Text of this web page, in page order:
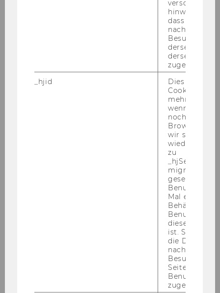
teaching, unless otherwise negotiated with the
Applicants should have:
- A doctoral degree or PhD in Economics,
Finance, Environmental/Ecological Economics,
Physics, Statistics, or related subjects (or be
- Strong analytical, modelling and coding skills.
Experience with network analysis, big data
analysis and applied complex systems analysis
Experience with statistical and modelling
- A strong research focus, the interest and
capability of publishing in top-tier journals in
economics, social sciences, environmental
connecting macroeconomic dynamics, finance,
environmental sustainability and climate
verschiedene
hinweg.Stellt
dass Daten
Besuchen auf
derselben
derselben
zugeordnet
_hjid
Dies ist ein
Cookie, das
mehr setzen,
wenn ein
noch in
Browser hat,
wir seinen
zu
migrieren.
gesetzt,
Benutzer
Mal eine
Behält die
Benutzer-ID
diese Seite
ist. Stellt
die Daten von
Besuchen
Seite
Benutzer-ID
zugeordnet